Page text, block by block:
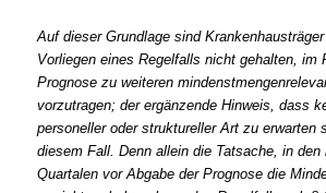
Auf dieser Grundlage sind
Vorliegen eines Regelfalls nicht gehalten, im
Prognose zu weiteren
vorzutragen; der ergänzende Hinweis, dass
personeller oder struktureller Art zu erwarten
diesem Fall. Denn allein die Tatsache, in den
Quartalen vor Abgabe der Prognose die